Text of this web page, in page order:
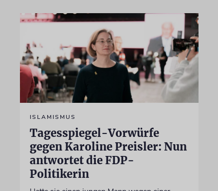
ISLAMISMUS
Tagesspiegel-Vorwürfe
gegen Karoline Preisler: Nun
antwortet die FDP-
Politikerin